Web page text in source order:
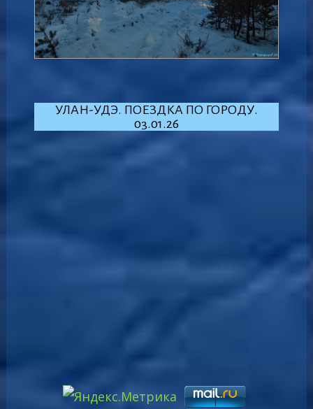
УЛАН-УДЭ. ПОЕЗДКА ПО ГОРОДУ.
03.01.26